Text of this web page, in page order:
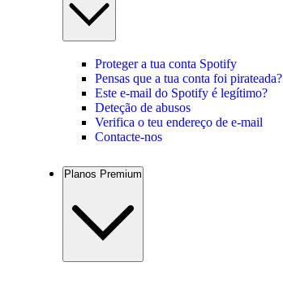
Proteger a tua conta Spotify
Pensas que a tua conta foi pirateada?
Este e-mail do Spotify é legítimo?
Deteção de abusos
Verifica o teu endereço de e-mail
Contacte-nos
Planos Premium